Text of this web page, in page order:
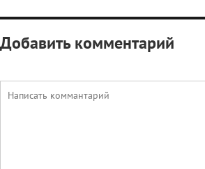
Добавить комментарий